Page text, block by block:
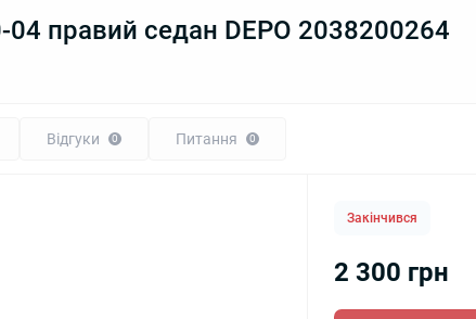
04 правий седан DEPO 2038200264
Відгуки 0 Питання 0
Закінчився
2 300 грн